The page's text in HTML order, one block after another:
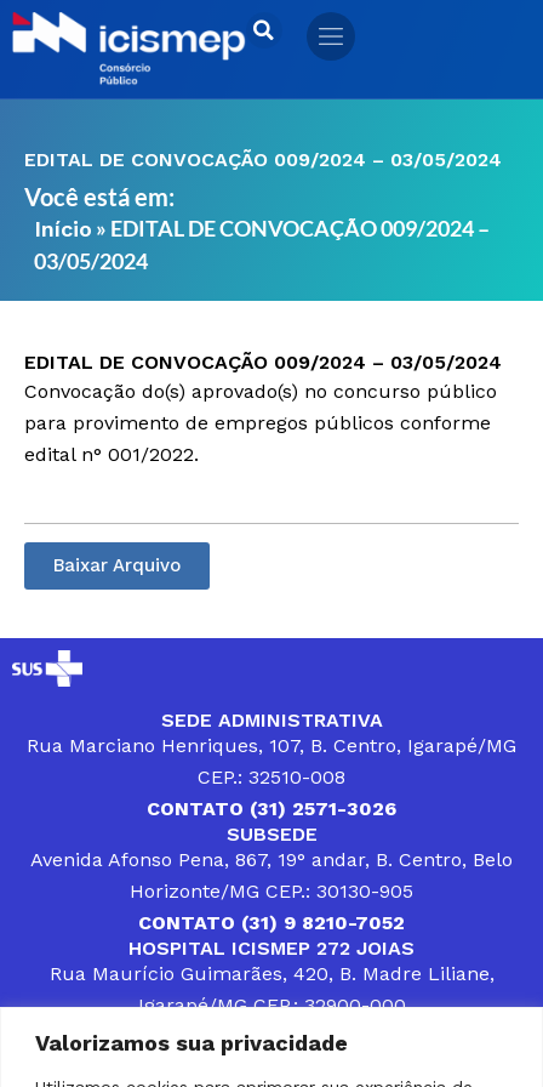
Valorizamos sua privacidade
Ir
para
EDITAL DE CONVOCAÇÃO 009/2024 – 03/05/2024
Você está em:
Início » EDITAL DE CONVOCAÇÃO 009/2024 –
03/05/2024
EDITAL DE CONVOCAÇÃO 009/2024 – 03/05/2024
Convocação do(s) aprovado(s) no concurso público
para provimento de empregos públicos conforme
edital n° 001/2022.
Baixar Arquivo
SEDE ADMINISTRATIVA
Rua Marciano Henriques, 107, B. Centro, Igarapé/MG
CEP.: 32510-008
CONTATO (31) 2571-3026
SUBSEDE
Avenida Afonso Pena, 867, 19° andar, B. Centro, Belo
Horizonte/MG CEP.: 30130-905
CONTATO (31) 9 8210-7052
HOSPITAL ICISMEP 272 JOIAS
Rua Maurício Guimarães, 420, B. Madre Liliane,
Igarapé/MG CEP.: 32900-000
CONTATOS (31) 3512-4400 ou (31) 9 8309-8660
DESENVOLVER SOLUÇÕES, AÇÕES E SERVIÇOS
PÚBLICOS QUE COMPLEMENTEM A ASSISTÊNCIA À